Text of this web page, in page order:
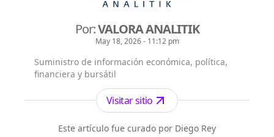
Por:VALORA ANALITIK
May 18, 2026 - 11:12 pm
Suministro de información económica, política,
financiera y bursátil
Visitar sitio
Este artículo fue curado por Diego Rey